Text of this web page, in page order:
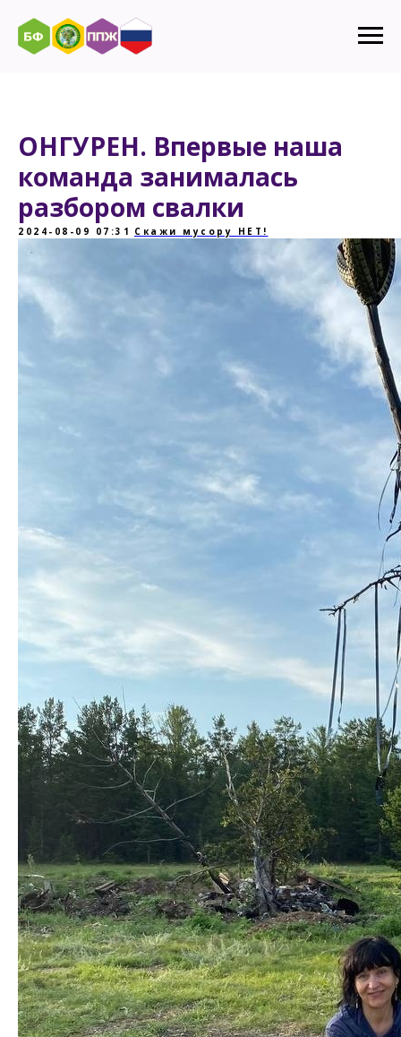
ОНГУРЕН. Впервые наша
команда занималась
разбором свалки
2024-08-09 07:31 Скажи мусору НЕТ!